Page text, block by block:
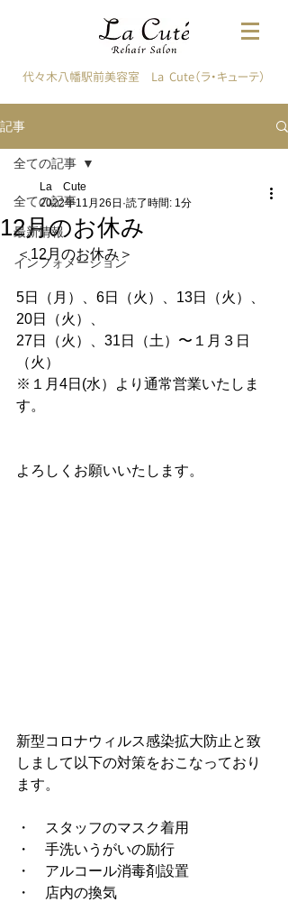
代々木八幡駅前美容室 La Cute（ラ・キューテ）
記事
全ての記事
最新情報
インフォメーション
全ての記事
12月のお休み
La Cute
2022年11月26日 読了時間: 1分
＜12月のお休み＞
5日（月）、6日（火）、13日（火）、
20日（火）、
27日（火）、31日（土）〜１月３日
（火）
※１月4日(水）より通常営業いたしま
す。
よろしくお願いいたします。
新型コロナウィルス感染拡大防止と致
しまして以下の対策をおこなっており
ます。
・　スタッフのマスク着用
・　手洗いうがいの励行
・　アルコール消毒剤設置
・　店内の換気